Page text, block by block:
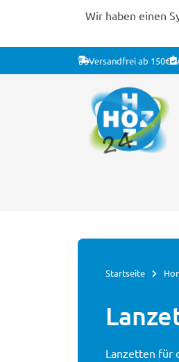
Wir haben einen
Versandfrei ab 150€
Startseite
Lanzetten für